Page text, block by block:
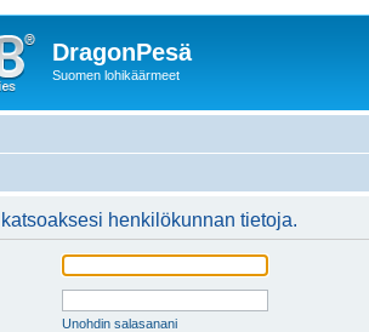
DragonPesä
Suomen lohikäärmeet
henkilökunnan tietoja.
Unohdin salasanani